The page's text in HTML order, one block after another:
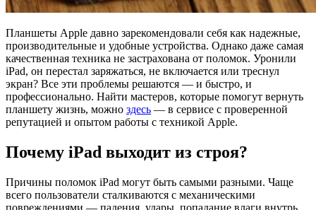
Планшеты Apple давно зарекомендовали себя как надежные,
производительные и удобные устройства. Однако даже самая
качественная техника не застрахована от поломок. Уронили
iPad, он перестал заряжаться, не включается или треснул
экран? Все эти проблемы решаются — и быстро, и
профессионально. Найти мастеров, которые помогут вернуть
планшету жизнь, можно здесь — в сервисе с проверенной
репутацией и опытом работы с техникой Apple.
Почему iPad выходит из строя?
Причины поломок iPad могут быть самыми разными. Чаще
всего пользователи сталкиваются с механическими
повреждениями — падения, удары, попадание влаги внутрь